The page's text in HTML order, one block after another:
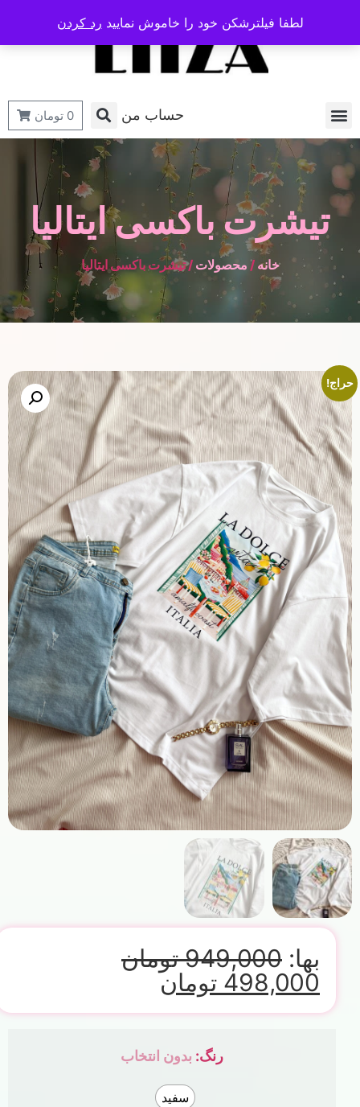
حساب من 0 تومان
تیشرت باکسی ایتالیا
خانه/محصولات/ تیشرت باکسی ایتالیا
حراج!
بها: 949,000 تومان
498,000 تومان
رنگ: بدون انتخاب
سفید
لطفا فیلترشکن خود را خاموش نمایید رد کردن